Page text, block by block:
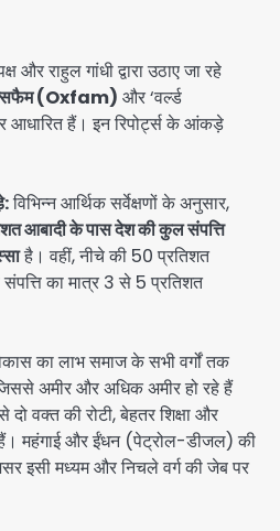
राहुल गांधी द्वारा उठाए जा रहे
(Oxfam) और ‘वर्ल्ड
आधारित हैं। इन रिपोर्ट्स के आंकड़े
विभिन्न आर्थिक सर्वेक्षणों के अनुसार,
आबादी के पास देश की कुल संपत्ति
है। वहीं, नीचे की 50 प्रतिशत
का मात्र 3 से 5 प्रतिशत
का लाभ समाज के सभी वर्गों तक
अमीर और अधिक अमीर हो रहे हैं
वक्त की रोटी, बेहतर शिक्षा और
महंगाई और ईंधन (पेट्रोल-डीजल) की
इसी मध्यम और निचले वर्ग की जेब पर